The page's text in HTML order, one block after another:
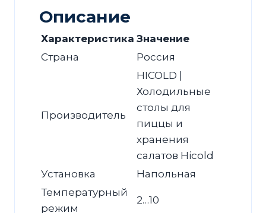
Описание
Характеристика Значение
Страна
Россия
Производитель
HICOLD |
Холодильные
столы для
пиццы и
хранения
салатов Hicold
Установка
Напольная
Температурный
режим
2…10